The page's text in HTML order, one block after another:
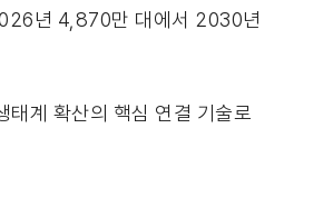
년 4,870만 대에서 2030년
태계 확산의 핵심 연결 기술로